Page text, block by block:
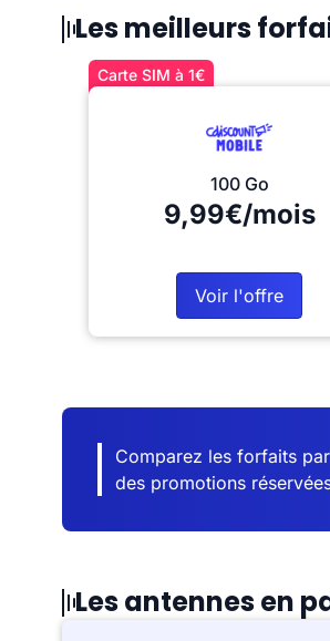
Les meilleurs
Carte SIM à 1€
100 Go
9,99€/mois
Voir l'offre
Comparez les forfaits
des promotions
Les antennes en